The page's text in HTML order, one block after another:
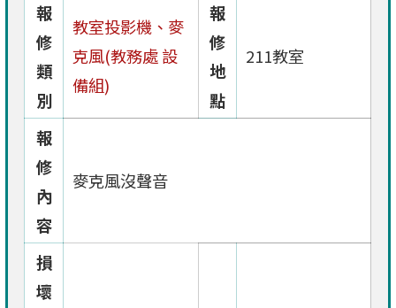
報
修
類
別
教室投影機、麥
克風(教務處 設
備組)
報
修
地
點
211教室
報
修
內
容
麥克風沒聲音
損
壞